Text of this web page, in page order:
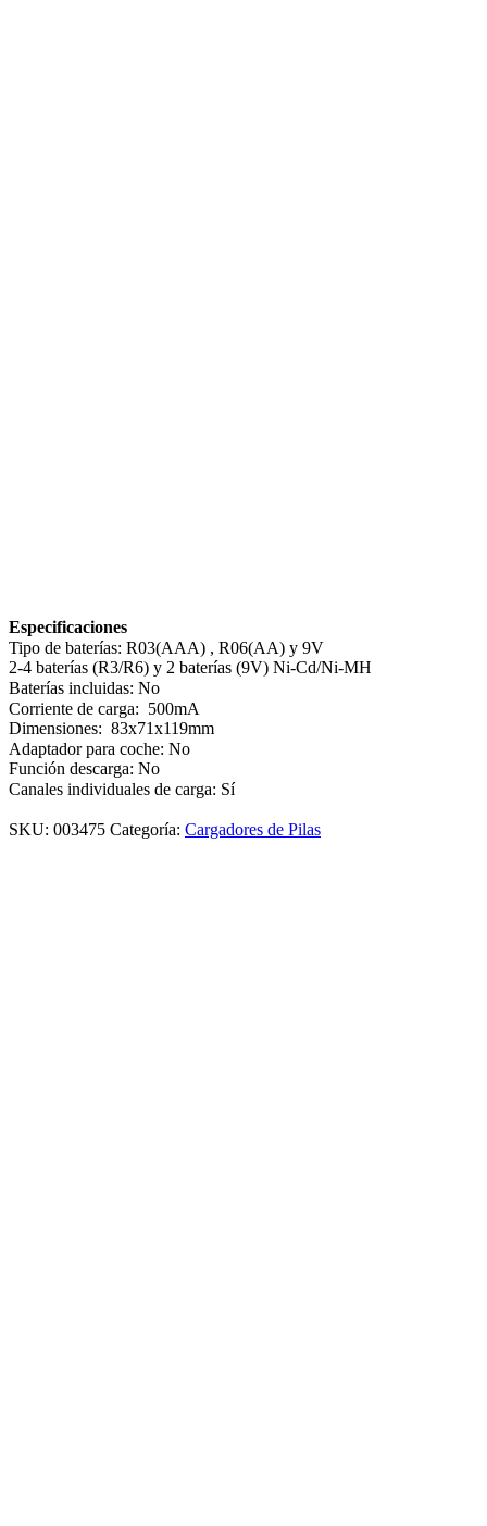
Especificaciones
Tipo de baterías: R03(AAA) , R06(AA) y 9V
2-4 baterías (R3/R6) y 2 baterías (9V) Ni-Cd/Ni-MH
Baterías incluidas: No
Corriente de carga: 500mA
Dimensiones: 83x71x119mm
Adaptador para coche: No
Función descarga: No
Canales individuales de carga: Sí
SKU: 003475 Categoría: Cargadores de Pilas